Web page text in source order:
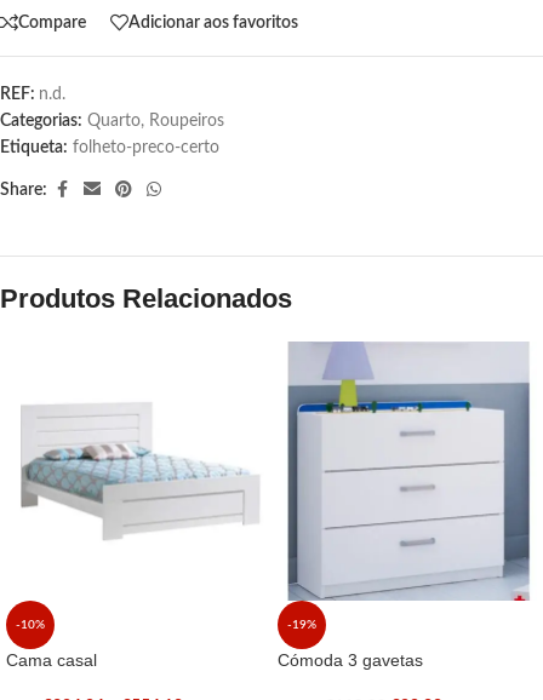
Compare Adicionar aos favoritos
REF: n.d.
Categorias: Quarto, Roupeiros
Etiqueta: folheto-preco-certo
Share:
Produtos Relacionados
-10%
Cama casal
-19%
Cómoda 3 gavetas